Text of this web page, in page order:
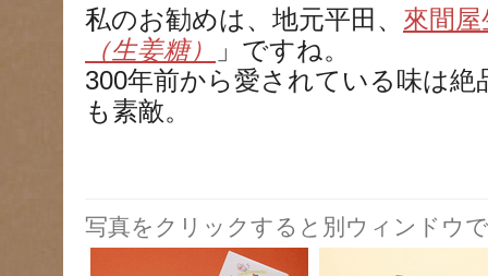
私のお勧めは、地元平田、 來間
（生姜糖）
」ですね。
300年前から愛されている味は
も素敵。
写真をクリックすると別ウィンドウ